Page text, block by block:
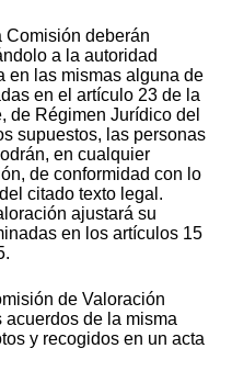
Comisión deberán
a la autoridad
en las mismas alguna de
en el artículo 23 de la
de Régimen Jurídico del
supuestos, las personas
en cualquier
de conformidad con lo
citado texto legal.
ajustará su
en los artículos 15
de Valoración
de la misma
y recogidos en un acta